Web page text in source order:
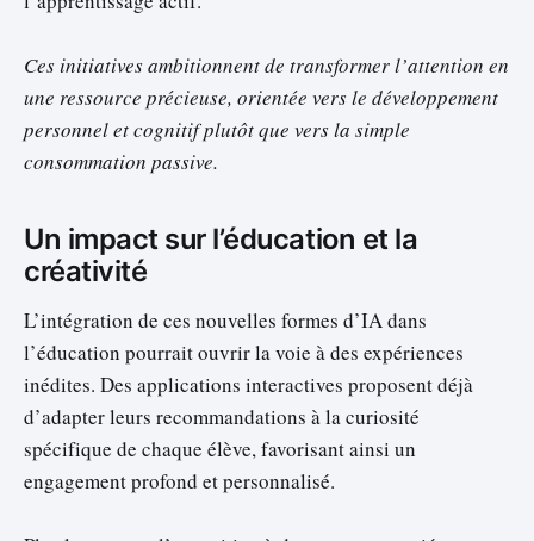
Ces initiatives ambitionnent de transformer l’attention en
une ressource précieuse, orientée vers le développement
personnel et cognitif plutôt que vers la simple
consommation passive.
Un impact sur l’éducation et la
créativité
L’intégration de ces nouvelles formes d’IA dans
l’éducation pourrait ouvrir la voie à des expériences
inédites. Des applications interactives proposent déjà
d’adapter leurs recommandations à la curiosité
spécifique de chaque élève, favorisant ainsi un
engagement profond et personnalisé.